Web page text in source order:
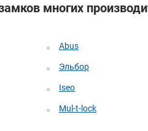
многих
Abus
Эльбор
Iseo
Mul-t-lock